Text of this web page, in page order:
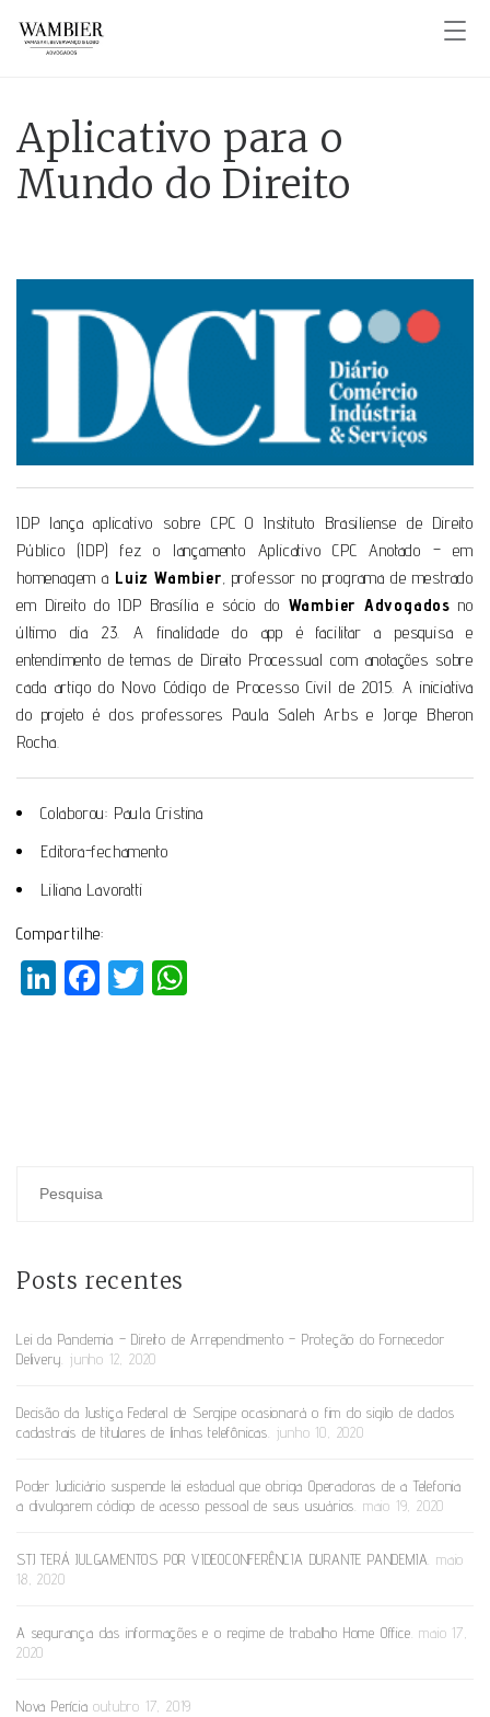
Aplicativo para o
Mundo do Direito
IDP lança aplicativo sobre CPC O Instituto Brasiliense de Direito
Público (IDP) fez o lançamento Aplicativo CPC Anotado – em
homenagem a Luiz Wambier, professor no programa de mestrado
em Direito do IDP Brasília e sócio do Wambier Advogados no
último dia 23. A finalidade do app é facilitar a pesquisa e
entendimento de temas de Direito Processual com anotações sobre
cada artigo do Novo Código de Processo Civil de 2015. A iniciativa
do projeto é dos professores Paula Saleh Arbs e Jorge Bheron
Rocha.
Colaborou: Paula Cristina
Editora-fechamento
Liliana Lavoratti
Compartilhe:
LinkedIn
Facebook
Twitter
Posts recentes
Lei da Pandemia – Direito de Arrependimento – Proteção do Fornecedor
Delivery. junho 12, 2020
Decisão da Justiça Federal de Sergipe ocasionará o fim do sigilo de dados
cadastrais de titulares de linhas telefônicas. junho 10, 2020
Poder Judiciário suspende lei estadual que obriga Operadoras de a Telefonia
a divulgarem código de acesso pessoal de seus usuários. maio 19, 2020
STJ TERÁ JULGAMENTOS POR VIDEOCONFERÊNCIA DURANTE PANDEMIA. maio
18, 2020
A segurança das informações e o regime de trabalho Home Office. maio 17,
2020
Nova Perícia outubro 17, 2019